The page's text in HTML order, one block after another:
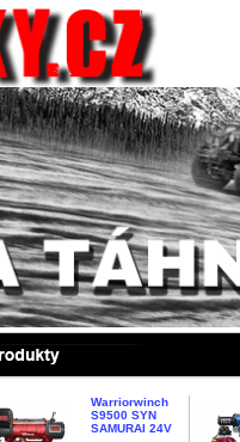
Warriorwinch
S9500 SYN
SAMURAI 24V